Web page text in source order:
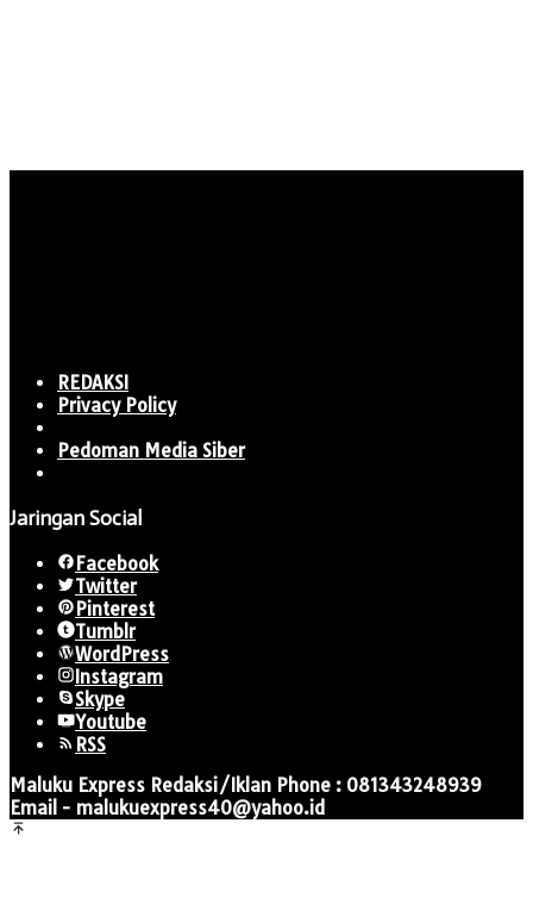
REDAKSI
Privacy Policy
Pedoman Media Siber
Jaringan Social
Facebook
Twitter
Pinterest
Tumblr
WordPress
Instagram
Skype
Youtube
RSS
Maluku Express Redaksi/Iklan Phone : 081343248939
Email - malukuexpress40@yahoo.id